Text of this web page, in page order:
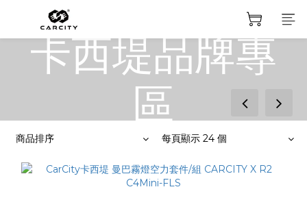
prev next
卡西堤品牌專
區
商品排序 每頁顯示 24 個